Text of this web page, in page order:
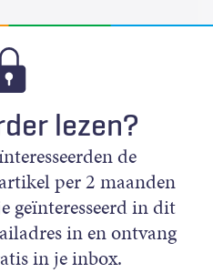
lezen?
de
per 2 maanden
geïnteresseerd in dit
in en ontvang
in je inbox.